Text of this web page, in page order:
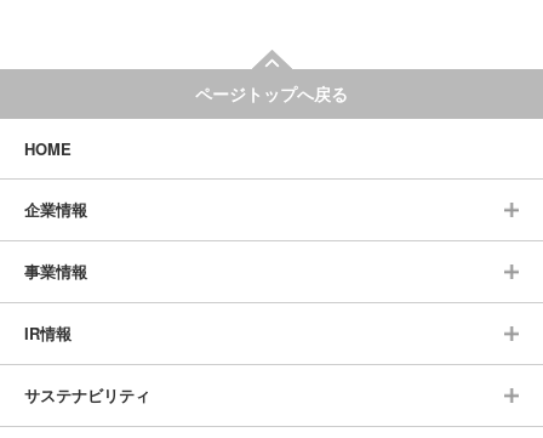
ページトップへ戻る
HOME
企業情報
事業情報
IR情報
サステナビリティ